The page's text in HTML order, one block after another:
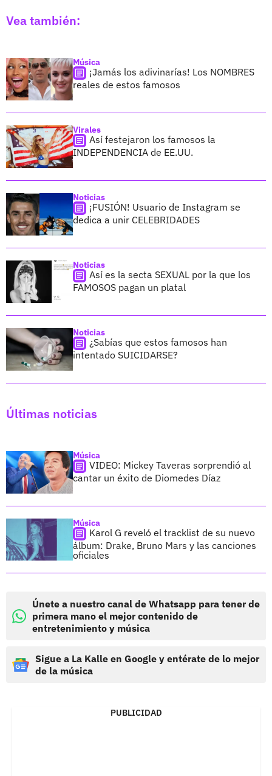
Vea también:
Música
¡Jamás los adivinarías! Los NOMBRES
reales de estos famosos
Virales
Así festejaron los famosos la
INDEPENDENCIA de EE.UU.
Noticias
¡FUSIÓN! Usuario de Instagram se
dedica a unir CELEBRIDADES
Noticias
Así es la secta SEXUAL por la que los
FAMOSOS pagan un platal
Noticias
¿Sabías que estos famosos han
intentado SUICIDARSE?
Últimas noticias
Música
VIDEO: Mickey Taveras sorprendió al
cantar un éxito de Diomedes Díaz
Música
Karol G reveló el tracklist de su nuevo
álbum: Drake, Bruno Mars y las canciones
oficiales
Únete a nuestro canal de Whatsapp para tener de
primera mano el mejor contenido de
entretenimiento y música
Sigue a La Kalle en Google y entérate de lo mejor
de la música
PUBLICIDAD